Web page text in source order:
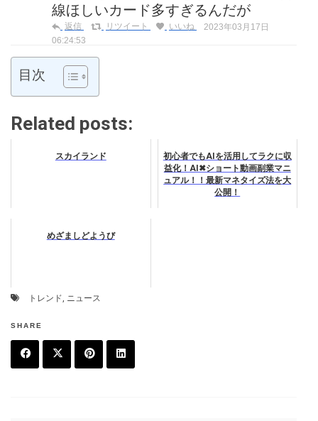
線ほしいカード多すぎるんだが
返信 リツイート いいね
2023年03月17日
06:24:53
目次
Related posts:
スカイランド
初心者でもAIを活用してラクに収
益化！AI✖︎ショート動画副業マニ
ュアル！！最新マネタイズ法を大
公開！
めざましどようび
トレンド ニュース
SHARE